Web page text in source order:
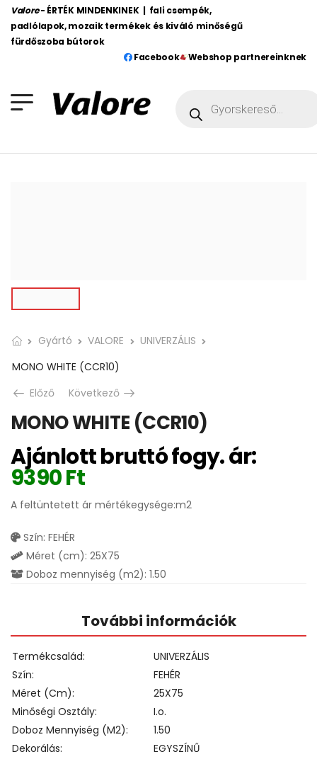
Valore - ÉRTÉK MINDENKINEK | fali csempék,
padlólapok, mozaik termékek és kiváló minőségű
fürdőszoba bútorok
Facebook
Webshop partnereinknek
Gyártó VALORE
UNIVERZÁLIS
MONO WHITE (CCR10)
Előző
Következő
MONO WHITE (CCR10)
Ajánlott bruttó fogy. ár:
9390Ft
A feltüntetett ár mértékegysége:m2
Szín: FEHÉR
Méret (cm): 25X75
Doboz mennyiség (m2): 1.50
További információk
Termékcsalád
UNIVERZÁLIS
Szín
FEHÉR
Méret (cm)
25X75
Minőségi Osztály
I.o.
Doboz Mennyiség (m2)
1.50
Dekorálás
EGYSZÍNŰ